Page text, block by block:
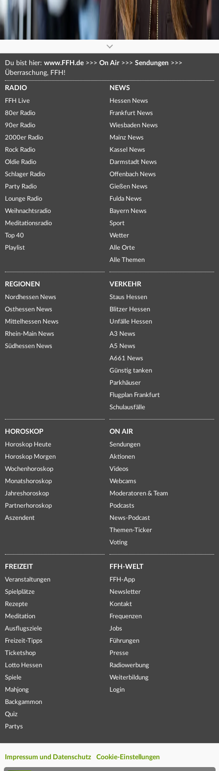
Du bist hier: www.FFH.de >>> On Air >>> Sendungen >>>
Überraschung, FFH!
RADIO
FFH Live
80er Radio
90er Radio
2000er Radio
Rock Radio
Oldie Radio
Schlager Radio
Party Radio
Lounge Radio
Weihnachtsradio
Meditationsradio
Top 40
Playlist
NEWS
Hessen News
Frankfurt News
Wiesbaden News
Mainz News
Kassel News
Darmstadt News
Offenbach News
Gießen News
Fulda News
Bayern News
Sport
Wetter
Alle Orte
Alle Themen
REGIONEN
Nordhessen News
Osthessen News
Mittelhessen News
Rhein-Main News
Südhessen News
VERKEHR
Staus Hessen
Blitzer Hessen
Unfälle Hessen
A3 News
A5 News
A661 News
Günstig tanken
Parkhäuser
Flugplan Frankfurt
Schulausfälle
HOROSKOP
Horoskop Heute
Horoskop Morgen
Wochenhoroskop
Monatshoroskop
Jahreshoroskop
Partnerhoroskop
Aszendent
ON AIR
Sendungen
Aktionen
Videos
Webcams
Moderatoren & Team
Podcasts
News-Podcast
Themen-Ticker
Voting
FREIZEIT
Veranstaltungen
Spielplätze
Rezepte
Meditation
Ausflugsziele
Freizeit-Tipps
Ticketshop
Lotto Hessen
Spiele
Mahjong
Backgammon
Quiz
Partys
FFH-WELT
FFH-App
Newsletter
Kontakt
Frequenzen
Jobs
Führungen
Presse
Radiowerbung
Weiterbildung
Login
Impressum und Datenschutz Cookie-Einstellungen